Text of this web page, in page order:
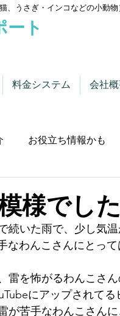
、うさぎ・インコなどの小動
ート
料金システム 会社
お役立ち情報かも
様でし
続いた雨で、少し気
なわんこさんにとっ
雷を怖がるわんこさ
にアップされて
が苦手なわんこさん